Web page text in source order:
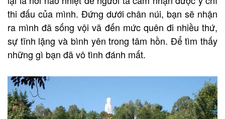
thi đấu của mình. Đứng dưới chân núi, bạn sẽ nhận
ra mình đã sống vội vã đến mức quên đi nhiều thứ,
sự tĩnh lặng và bình yên trong tâm hồn. Để tìm thấy
những gì bạn đã vô tình đánh mất.